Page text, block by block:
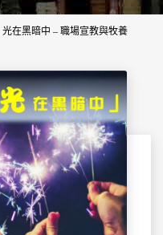
光在黑暗中 – 職場宣教與牧養